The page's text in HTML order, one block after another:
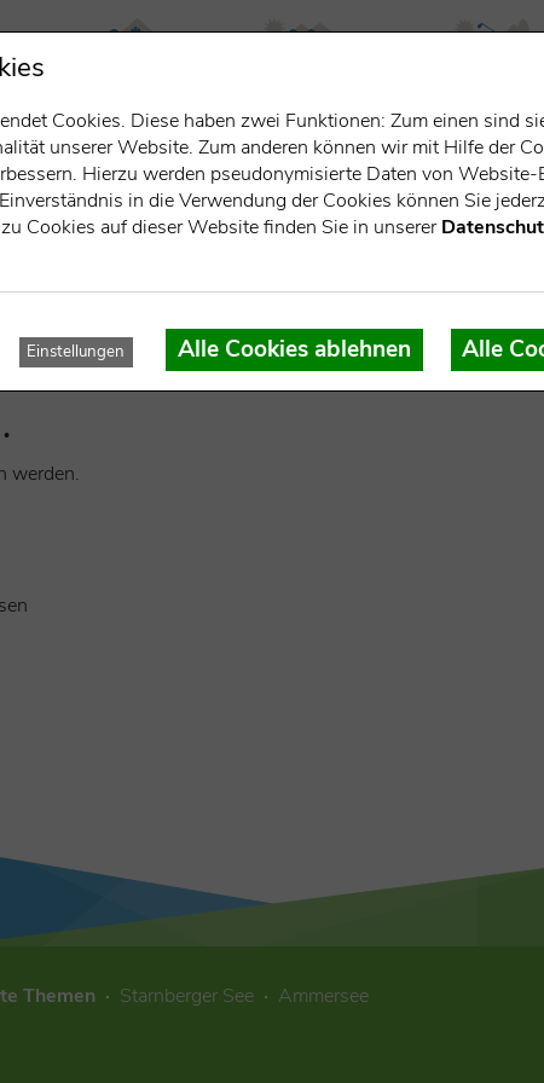
erleben
werden.
Themen Starnberger See Ammersee
Cookies. Diese haben zwei Funktionen: Zum einen sind
unserer Website. Zum anderen können wir mit Hilfe der
Hierzu werden pseudonymisierte Daten von
in die Verwendung der Cookies können Sie
Cookies auf dieser Website finden Sie in unserer
Einstellungen Alle Cookies ablehnen Alle